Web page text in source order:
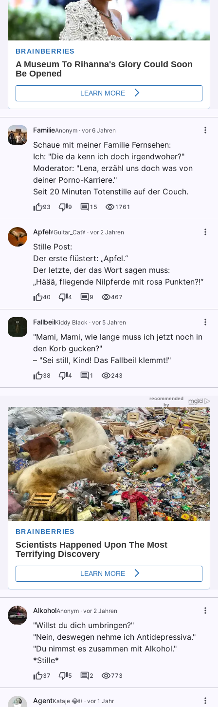
FamilieAnonym · vor 6 Jahren
Schaue mit meiner Familie Fernsehen:
Ich: "Die da kenn ich doch irgendwoher?"
Moderator: "Lena, erzähl uns doch was von
deiner Porno-Karriere."
Seit 20 Minuten Totenstille auf der Couch.
93 9 15 1761
Apfel¥Guitar_Cat¥ · vor 2 Jahren
Stille Post:
Der erste flüstert: „Apfel.“
Der letzte, der das Wort sagen muss:
„Häää, fliegende Nilpferde mit rosa Punkten?!“
40 4 9 467
FallbeilKiddy Black · vor 5 Jahren
"Mami, Mami, wie lange muss ich jetzt noch in
den Korb gucken?"
– "Sei still, Kind! Das Fallbeil klemmt!"
38 4 1 243
AlkoholAnоnуm · vor 2 Jahren
"Willst du dich umbringen?"
"Nein, deswegen nehme ich Antidepressiva."
"Du nimmst es zusammen mit Alkohol."
*Stille*
37 5 2 773
AgentKataje 😂⛓️ · vor 1 Jahr